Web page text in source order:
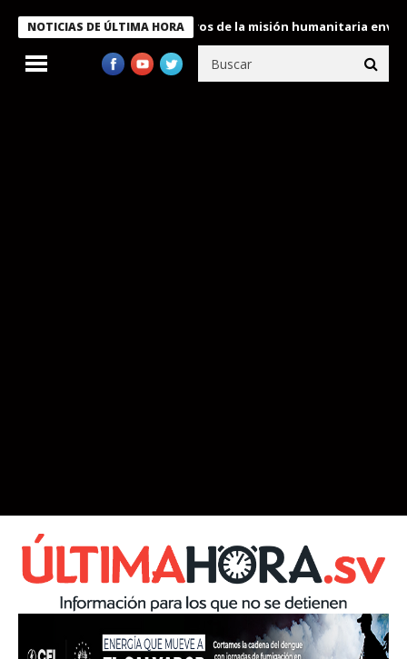
NOTICIAS DE ÚLTIMA HORA
condecora a miembros de la misión humanitaria enviada a